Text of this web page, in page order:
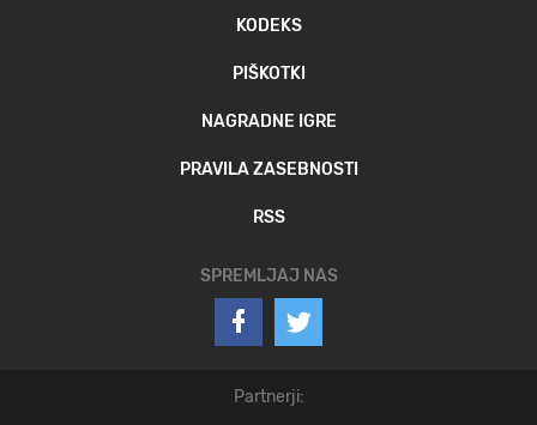
KODEKS
PIŠKOTKI
NAGRADNE IGRE
PRAVILA ZASEBNOSTI
RSS
SPREMLJAJ NAS
Partnerji: